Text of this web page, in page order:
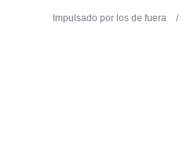
Impulsado por los de fuera